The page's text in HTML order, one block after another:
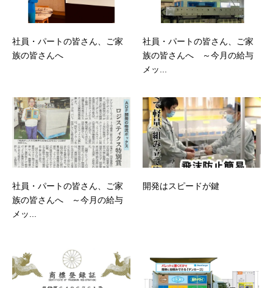
社員・パートの皆さん、ご家
族の皆さんへ
社員・パートの皆さん、ご家
族の皆さんへ ～今月の給与
メッ...
社員・パートの皆さん、ご家
族の皆さんへ ～今月の給与
メッ...
開発はスピードが鍵